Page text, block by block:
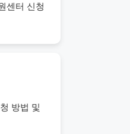
센터 신청
방법 및